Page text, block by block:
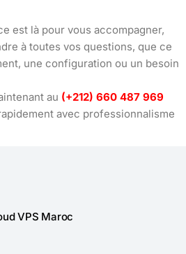
est là pour vous accompagner,
à toutes vos questions, que ce
une configuration ou un besoin
au (+212) 660 487 969
avec professionnalisme
VPS Maroc